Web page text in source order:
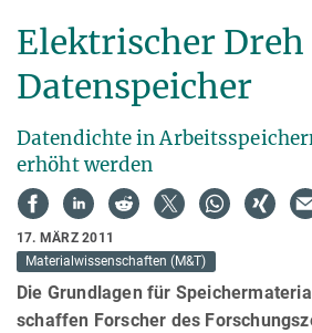
Elektrischer
Datenspeicher
Datendichte in
erhöht werden
17. MÄRZ 2011
Materialwissenschaften (M&T)
Die Grundlagen für
schaffen Forscher des